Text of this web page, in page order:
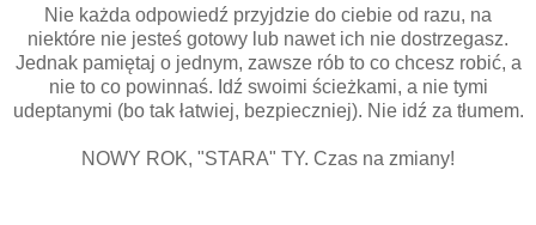
Nie każda odpowiedź przyjdzie do ciebie od razu, na
niektóre nie jesteś gotowy lub nawet ich nie dostrzegasz.
Jednak pamiętaj o jednym, zawsze rób to co chcesz robić, a
nie to co powinnaś. Idź swoimi ścieżkami, a nie tymi
udeptanymi (bo tak łatwiej, bezpieczniej). Nie idź za tłumem.
NOWY ROK, "STARA" TY. Czas na zmiany!